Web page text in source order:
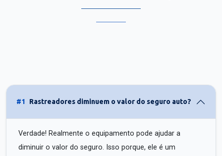
#1 Rastreadores diminuem o valor do seguro auto?
Verdade! Realmente o equipamento pode ajudar a
diminuir o valor do seguro. Isso porque, ele é um